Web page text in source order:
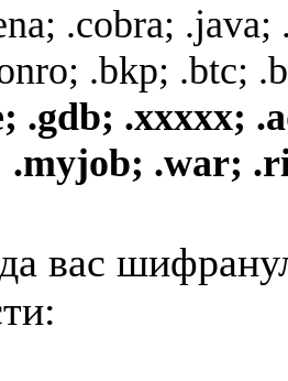
.cobra;
.bkp; .btc;
.gdb; .xxxxx;
.myjob; .war;
вас